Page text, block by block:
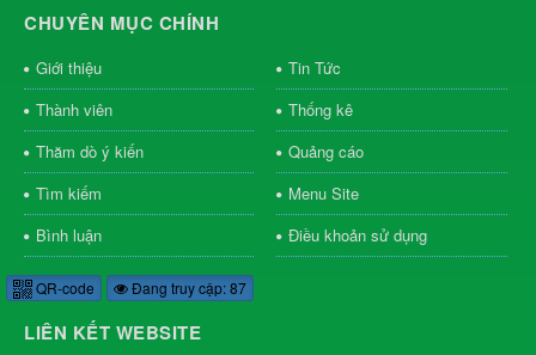
CHUYÊN MỤC CHÍNH
Giới thiệu
Tin Tức
Thành viên
Thống kê
Thăm dò ý kiến
Quảng cáo
Tìm kiếm
Menu Site
Bình luận
Điều khoản sử dụng
QR-code Đang truy cập: 87
LIÊN KẾT WEBSITE